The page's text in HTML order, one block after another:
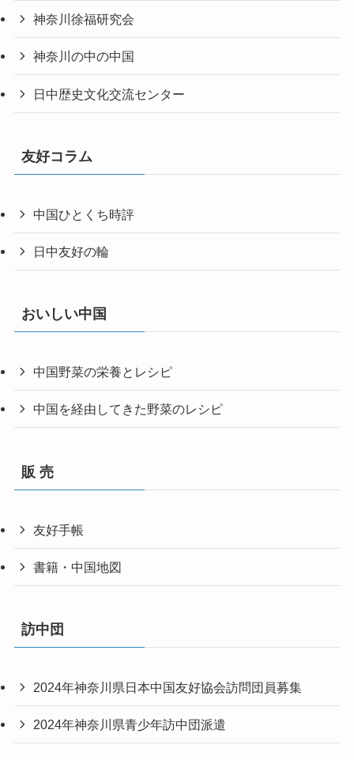
神奈川徐福研究会
神奈川の中の中国
日中歴史文化交流センター
友好コラム
中国ひとくち時評
日中友好の輪
おいしい中国
中国野菜の栄養とレシピ
中国を経由してきた野菜のレシピ
販 売
友好手帳
書籍・中国地図
訪中団
2024年神奈川県日本中国友好協会訪問団員募集
2024年神奈川県青少年訪中団派遣